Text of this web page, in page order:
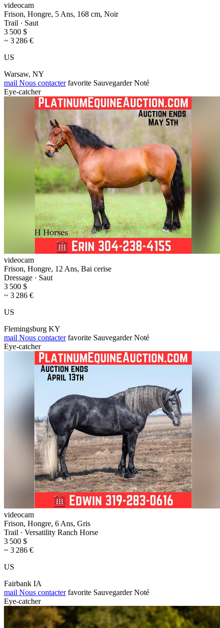
videocam
Frison, Hongre, 5 Ans, 168 cm, Noir
Trail · Saut
3 500 $
~ 3 286 €
US
Warsaw, NY
mail Nous contacter favorite Sauvegarder Noté
Eye-catcher
videocam
Frison, Hongre, 12 Ans, Bai cerise
Dressage · Saut
3 500 $
~ 3 286 €
US
Flemingsburg KY
mail Nous contacter favorite Sauvegarder Noté
Eye-catcher
videocam
Frison, Hongre, 6 Ans, Gris
Trail · Versatility Ranch Horse
3 500 $
~ 3 286 €
US
Fairbank IA
mail Nous contacter favorite Sauvegarder Noté
Eye-catcher